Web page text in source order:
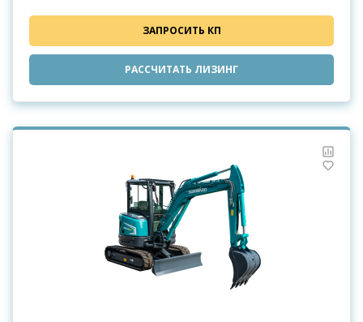
ЗАПРОСИТЬ КП
РАССЧИТАТЬ ЛИЗИНГ